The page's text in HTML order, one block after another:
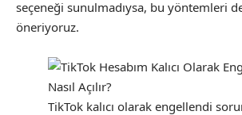
seçeneği sunulmadıysa, bu yöntemleri
öneriyoruz.
TikTok kalıcı olarak engellendi